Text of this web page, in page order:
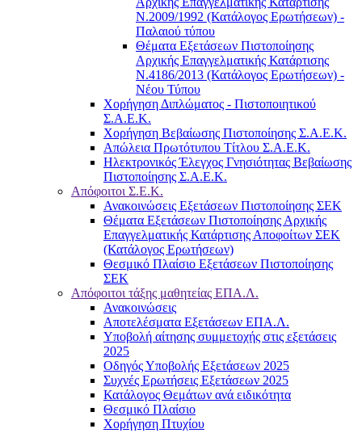
Ν.2009/1992 (Κατάλογος Ερωτήσεων) -
Παλαιού τύπου
Θέματα Εξετάσεων Πιστοποίησης
Αρχικής Επαγγελματικής Κατάρτισης
Ν.4186/2013 (Κατάλογος Ερωτήσεων) -
Νέου Τύπου
Χορήγηση Διπλώματος - Πιστοποιητικού
Σ.Α.Ε.Κ.
Χορήγηση Βεβαίωσης Πιστοποίησης Σ.Α.Ε.Κ.
Απώλεια Πρωτότυπου Τίτλου Σ.Α.Ε.Κ.
Ηλεκτρονικός Έλεγχος Γνησιότητας Βεβαίωσης
Πιστοποίησης Σ.Α.Ε.Κ.
Απόφοιτοι Σ.Ε.Κ.
Ανακοινώσεις Εξετάσεων Πιστοποίησης ΣΕΚ
Θέματα Εξετάσεων Πιστοποίησης Αρχικής
Επαγγελματικής Κατάρτισης Αποφοίτων ΣΕΚ
(Κατάλογος Ερωτήσεων)
Θεσμικό Πλαίσιο Εξετάσεων Πιστοποίησης
ΣΕΚ
Απόφοιτοι τάξης μαθητείας ΕΠΑ.Λ.
Ανακοινώσεις
Αποτελέσματα Εξετάσεων ΕΠΑ.Λ.
Υποβολή αίτησης συμμετοχής στις εξετάσεις
2025
Οδηγός Υποβολής Εξετάσεων 2025
Συχνές Ερωτήσεις Εξετάσεων 2025
Κατάλογος Θεμάτων ανά ειδικότητα
Θεσμικό Πλαίσιο
Χορήγηση Πτυχίου